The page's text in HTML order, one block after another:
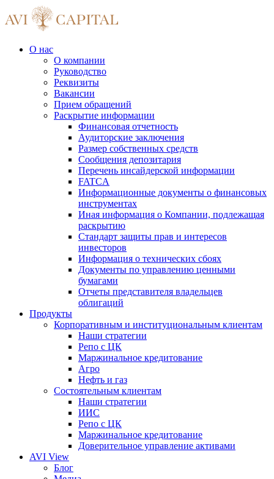
О нас
О компании
Руководство
Реквизиты
Вакансии
Прием обращений
Раскрытие информации
Финансовая отчетность
Аудиторские заключения
Размер собственных средств
Сообщения депозитария
Перечень инсайдерской информации
FATCA
Информационные документы о финансовых
инструментах
Иная информация о Компании, подлежащая
раскрытию
Стандарт защиты прав и интересов
инвесторов
Информация о технических сбоях
Документы по управлению ценными
бумагами
Отчеты представителя владельцев
облигаций
Продукты
Корпоративным и институциональным клиентам
Наши стратегии
Репо с ЦК
Маржинальное кредитование
Агро
Нефть и газ
Состоятельным клиентам
Наши стратегии
ИИС
Репо с ЦК
Маржинальное кредитование
Доверительное управление активами
AVI View
Блог